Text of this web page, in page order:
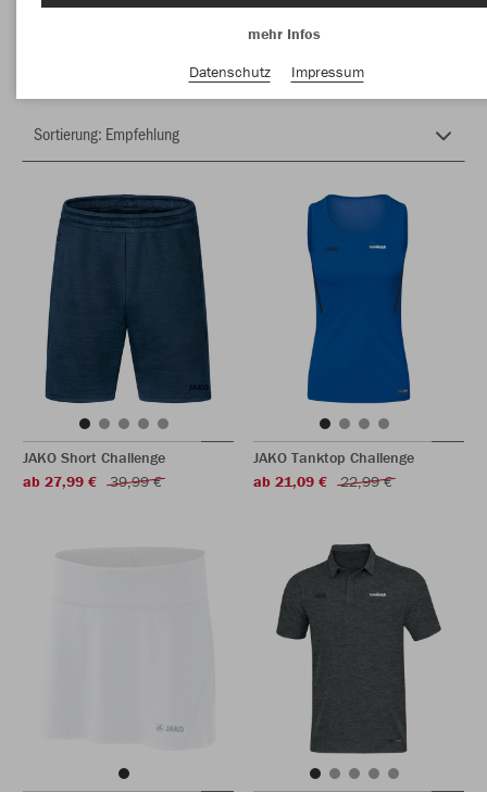
JAKO Short Challenge
ab 27,99 €
39,99 €
JAKO Tanktop Challenge
ab 21,09 €
22,99 €
mehr Infos
Datenschutz
Impressum